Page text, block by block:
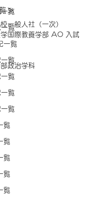
覧
覧
覧
覧
覧
覧
覧
覧
覧
覧
覧
覧
＞
一般人社（一次）
学国際教養学部 AO 入試
政治学科